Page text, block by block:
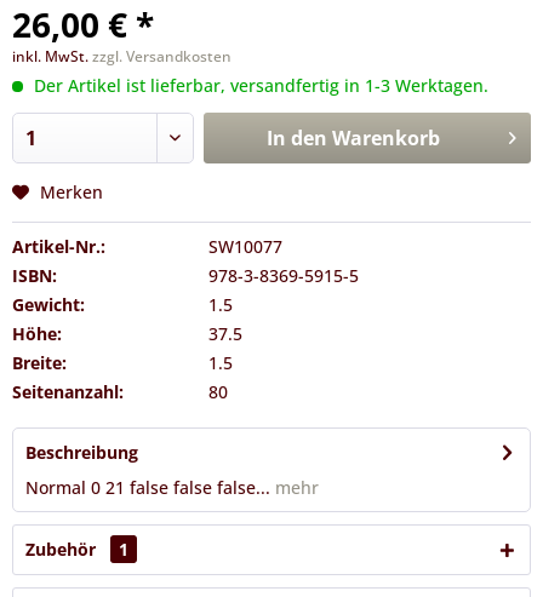
26,00 € *
inkl. MwSt.zzgl. Versandkosten
Der Artikel ist lieferbar, versandfertig in 1-3 Werktagen.
In den Warenkorb
Merken
Artikel-Nr.:
SW10077
ISBN:
978-3-8369-5915-5
Gewicht:
1.5
Höhe:
37.5
Breite:
1.5
Seitenanzahl:
80
Beschreibung
Normal 0 21 false false false... mehr
Zubehör 1